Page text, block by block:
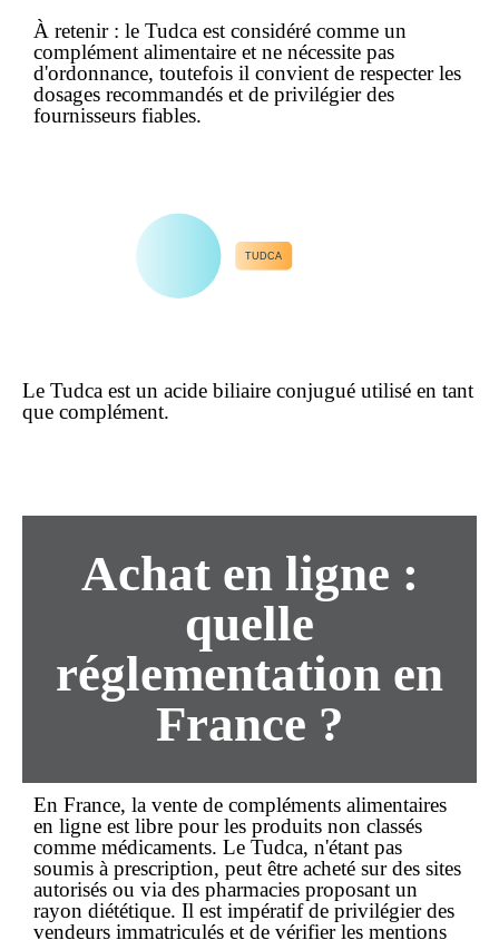
À retenir : le Tudca est considéré comme un
complément alimentaire et ne nécessite pas
d'ordonnance, toutefois il convient de respecter les
dosages recommandés et de privilégier des
fournisseurs fiables.
TUDCA
Le Tudca est un acide biliaire conjugué utilisé en tant
que complément.
Achat en ligne :
quelle
réglementation en
France ?
En France, la vente de compléments alimentaires
en ligne est libre pour les produits non classés
comme médicaments. Le Tudca, n'étant pas
soumis à prescription, peut être acheté sur des sites
autorisés ou via des pharmacies proposant un
rayon diététique. Il est impératif de privilégier des
vendeurs immatriculés et de vérifier les mentions